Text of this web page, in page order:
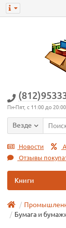
Пн-Пят, с 11:00 до 20:00
Везде
Новости
Отзывы
Книги
Бумага и